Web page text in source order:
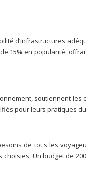
d’infrastructures
15% en popularité,
soutiennent les
pour leurs pratiques
de tous les
Un budget de